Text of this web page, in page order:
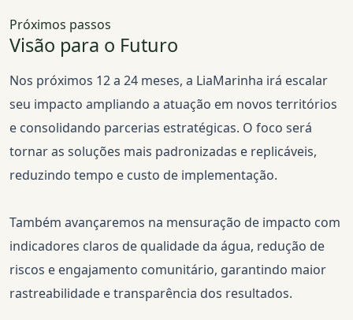
Próximos passos
Visão para o Futuro
Nos próximos 12 a 24 meses, a LiaMarinha irá escalar
seu impacto ampliando a atuação em novos territórios
e consolidando parcerias estratégicas. O foco será
tornar as soluções mais padronizadas e replicáveis,
reduzindo tempo e custo de implementação.
Também avançaremos na mensuração de impacto com
indicadores claros de qualidade da água, redução de
riscos e engajamento comunitário, garantindo maior
rastreabilidade e transparência dos resultados.